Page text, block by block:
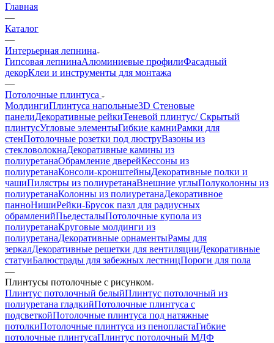
Главная
—
Каталог
—
Интерьерная лепнина
Гипсовая лепнинаАлюминиевые профилиФасадный
декорКлеи и инструменты для монтажа
—
Потолочные плинтуса
МолдингиПлинтуса напольные3D Стеновые
панелиДекоративные рейкиТеневой плинтус/ Скрытый
плинтусУгловые элементыГибкие камниРамки для
стенПотолочные розетки под люструВазоны из
стекловолокнаДекоративные камины из
полиуретанаОбрамление дверейКессоны из
полиуретанаКонсоли-кронштейныДекоративные полки и
чашиПилястры из полиуретанаВнешние углыПолуколонны из
полиуретанаКолонны из полиуретанаДекоративное
панноНишиРейки-Брусок пазл для радиусных
обрамленийПьедесталыПотолочные купола из
полиуретанаКруговые молдинги из
полиуретанаДекоративные орнаментыРамы для
зеркалДекоративные решетки для вентиляцииДекоративные
статуиБалюстрады для забежных лестницПороги для пола
—
Плинтусы потолочные с рисунком
Плинтус потолочный белыйПлинтус потолочный из
полиуретана гладкийПотолочные плинтуса с
подсветкойПотолочные плинтуса под натяжные
потолкиПотолочные плинтуса из пенопластаГибкие
потолочные плинтусаПлинтус потолочный МДФ